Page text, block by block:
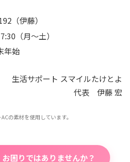
（伊藤）
（月〜土）
年始
生活サポート スマイルたけとよ
代表 伊藤 宏
の素材を使用しています。
困りではありませんか？